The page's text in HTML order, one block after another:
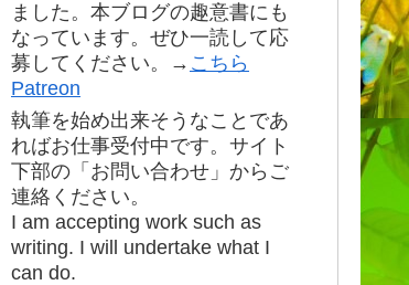
ました。本ブログの趣意書にも
なっています。ぜひ一読して応
募してください。→ こちら
Patreon
執筆を始め出来そうなことであ
ればお仕事受付中です。サイト
下部の「お問い合わせ」からご
連絡ください。
I am accepting work such as
writing. I will undertake what I
can do.